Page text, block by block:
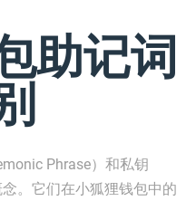
助记词
Phrase）和私钥
念。它们在小狐狸钱包中的